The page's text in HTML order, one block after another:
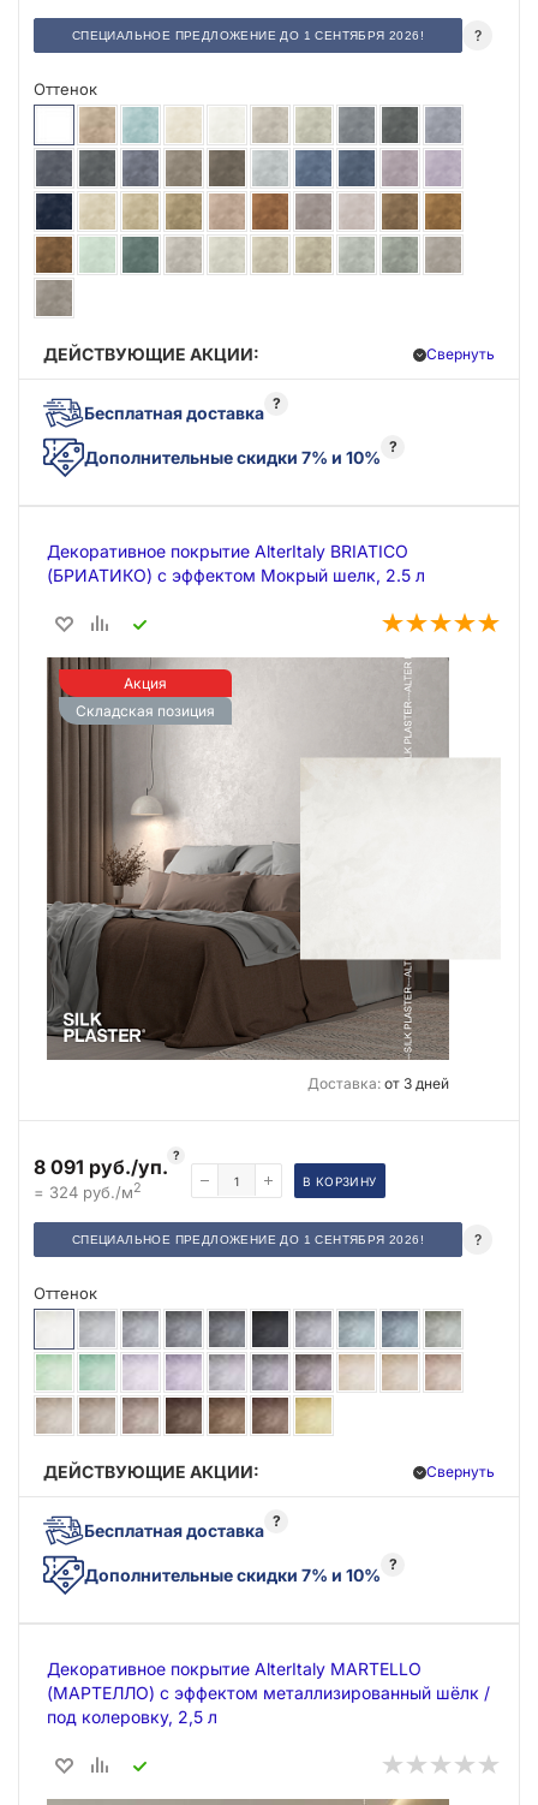
СПЕЦИАЛЬНОЕ ПРЕДЛОЖЕНИЕ ДО 1 СЕНТЯБРЯ 2026! ?
Оттенок
ДЕЙСТВУЮЩИЕ АКЦИИ: Свернуть
Бесплатная доставка ?
Дополнительные скидки 7% и 10%
?
Декоративное покрытие AlterItaly BRIATICO
(БРИАТИКО) с эффектом Мокрый шелк, 2.5 л
Акция
Складская позиция
Доставка:от 3 дней
8 091 руб./уп. ?
= 324 руб./м2 В КОРЗИНУ
СПЕЦИАЛЬНОЕ ПРЕДЛОЖЕНИЕ ДО 1 СЕНТЯБРЯ 2026! ?
Оттенок
ДЕЙСТВУЮЩИЕ АКЦИИ: Свернуть
Бесплатная доставка ?
Дополнительные скидки 7% и 10%
?
Декоративное покрытие AlterItaly MARTELLO
(МАРТЕЛЛО) с эффектом металлизированный шёлк /
под колеровку, 2,5 л